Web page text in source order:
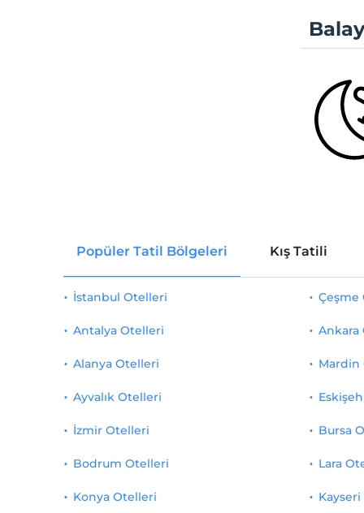
Popüler Tatil Bölgeleri Kış Tatili
İstanbul Otelleri
Antalya Otelleri
Alanya Otelleri
Ayvalık Otelleri
İzmir Otelleri
Çeşme
Ankara
Mardin
Bursa
Bodrum Otelleri
Konya Otelleri
Lara